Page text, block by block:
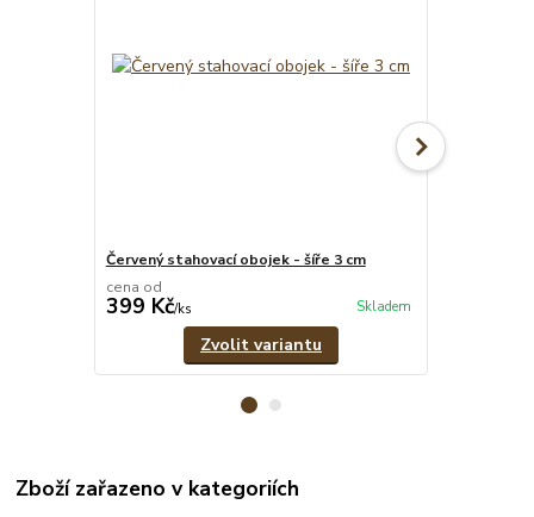
Červený stahovací obojek - šíře 3 cm
cena od
399 Kč/ks Skladem
Zvolit variantu
Zboží zařazeno v kategoriích